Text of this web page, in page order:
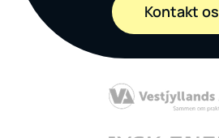
Kontakt os